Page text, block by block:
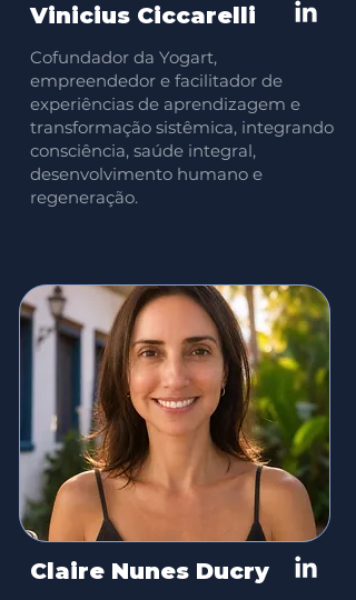
Vinicius Ciccarelli
Cofundador da Yogart,
empreendedor e facilitador de
experiências de aprendizagem e
transformação sistêmica, integrando
consciência, saúde integral,
desenvolvimento humano e
regeneração.
Claire Nunes Ducry